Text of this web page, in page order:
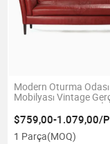
Modern Oturma Odası
Mobilyası Vintage
Lüks Toptan Set Çin
Yemek 3 Kişilik Kırmızı
$759,00-1.079,00/
1 Parça(MOQ)